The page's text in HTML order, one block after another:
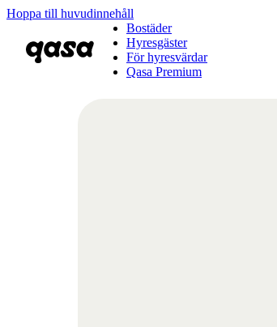
Hoppa till huvudinnehåll
Bostäder
Hyresgäster
För hyresvärdar
Qasa Premium